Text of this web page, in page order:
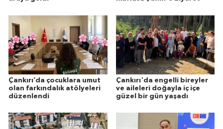
Çankırı’da çocuklara umut
olan farkındalık atölyeleri
düzenlendi
Çankırı'da engelli bireyler
ve aileleri doğayla iç içe
güzel bir gün yaşadı